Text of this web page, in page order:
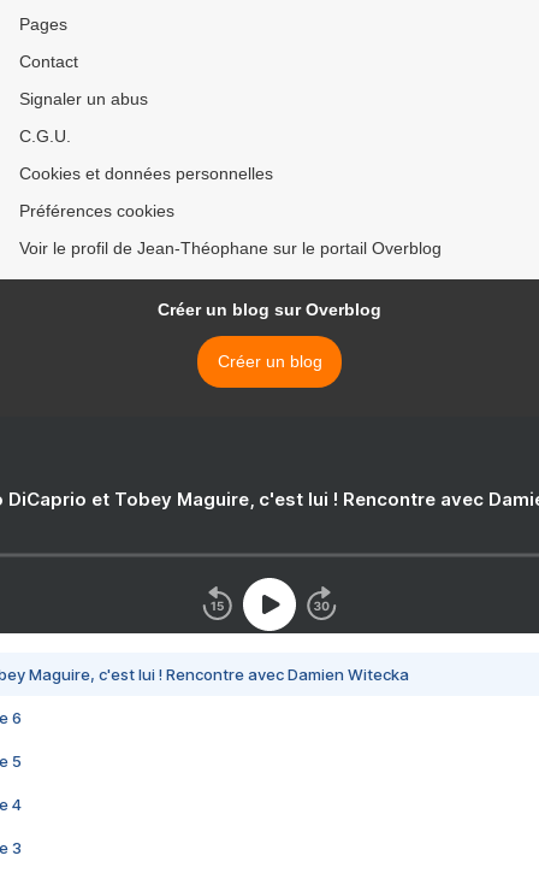
Pages
Contact
Signaler un abus
C.G.U.
Cookies et données personnelles
Préférences cookies
Voir le profil de Jean-Théophane sur le portail Overblog
Créer un blog sur Overblog
Créer un blog
DiCaprio et Tobey Maguire, c'est lui ! Rencontre avec
Maguire, c'est lui ! Rencontre avec Damien Witecka
6
5
4
3